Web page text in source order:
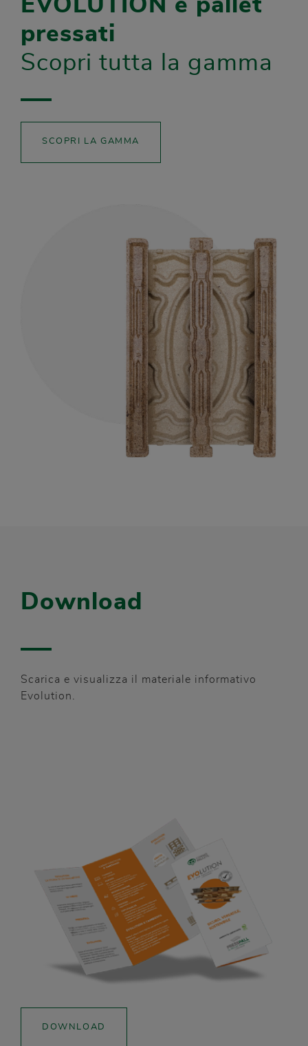
EVOLUTION e pallet
pressati
Scopri tutta la gamma
SCOPRI LA GAMMA
Download
Scarica e visualizza il materiale informativo
Evolution.
DOWNLOAD